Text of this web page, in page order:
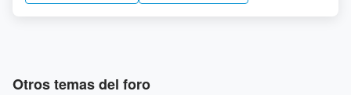
Otros temas del foro